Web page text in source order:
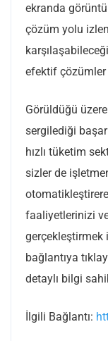
ekranda
çözüm yolu
efektif
Görüldüğü
sergilediği
hızlı tüketim
sizler de
faaliyetlerinizi
gerçekleştirmek
bağlantıya
detaylı bilgi
İlgili Bağlantı: